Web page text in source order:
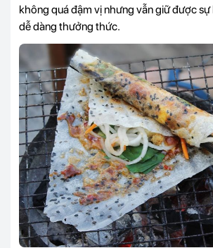
không quá đậm vị nhưng vẫn giữ được sự
dễ dàng thưởng thức.